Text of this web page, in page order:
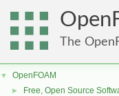
The
▼ OpenFOAM
► Free, Open Source